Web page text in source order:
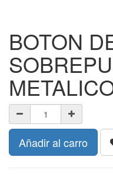
BOTON
Añadir al carro